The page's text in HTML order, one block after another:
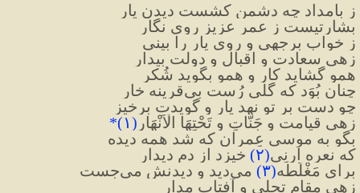
ز بامداد چه دشمن کشست دیدن یار
بشارتیست ز عمر عزیز روی نگار
ز خواب برجهی و روی یار را بینی
زهی سعادت و اقبال و دولت بیدار
همو گشاید کار و همو بگوید شُکر
چنان بُوَد که گلی رُست بیقرینه خار
چو دست بر تو نهد یار و گویدت برخیز
زهی قیامت و جَنّاتِ و تَحْتِهَا الْاَنْهَار (١)*
بگو به موسیِ عِمران که شد همه دیده
که نعره اَرِنِی
(٢)
خیزد از دم دیدار
برای مَغْلَطه(٣) میدید و دیدنش میجست
زهی مقام تجلی و آفتاب مدار